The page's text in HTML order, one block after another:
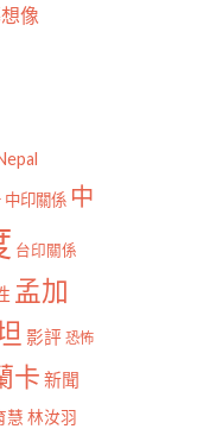
像
中印關係 中
台印關係
孟加
影評 恐怖
卡 新聞
慧 林汝羽